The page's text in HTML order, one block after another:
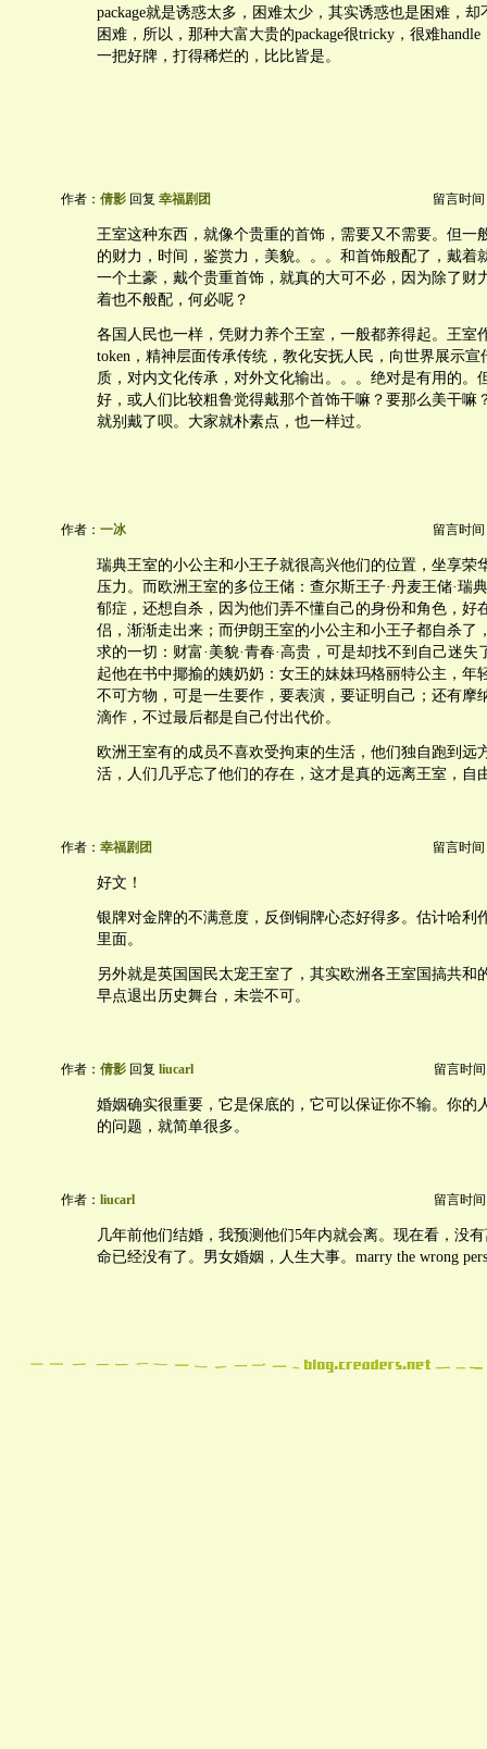
package就是诱惑太多，困难太少，其实诱惑也是困难，
困难，所以，那种大富大贵的package很tricky，很难
一把好牌，打得稀烂的，比比皆是。
作者： 倩影 回复 幸福剧团 留言时间
王室这种东西，就像个贵重的首饰，需要又不需要。但一
的财力，时间，鉴赏力，美貌。。。和首饰般配了，戴着
一个土豪，戴个贵重首饰，就真的大可不必，因为除了财
着也不般配，何必呢？
各国人民也一样，凭财力养个王室，一般都养得起。王室
token，精神层面传承传统，教化安抚人民，向世界展示宣
质，对内文化传承，对外文化输出。。。绝对是有用的。
好，或人们比较粗鲁觉得戴那个首饰干嘛？要那么美干嘛
就别戴了呗。大家就朴素点，也一样过。
作者： 一冰 留言时间
瑞典王室的小公主和小王子就很高兴他们的位置，坐享荣
压力。而欧洲王室的多位王储：查尔斯王子·丹麦王储·瑞
郁症，还想自杀，因为他们弄不懂自己的身份和角色，好
侣，渐渐走出来；而伊朗王室的小公主和小王子都自杀了
求的一切：财富·美貌·青春·高贵，可是却找不到自己迷失
起他在书中揶揄的姨奶奶：女王的妹妹玛格丽特公主，年
不可方物，可是一生要作，要表演，要证明自己；还有摩
滴作，不过最后都是自己付出代价。
欧洲王室有的成员不喜欢受拘束的生活，他们独自跑到远
活，人们几乎忘了他们的存在，这才是真的远离王室，自
作者： 幸福剧团 留言时间
好文！
银牌对金牌的不满意度，反倒铜牌心态好得多。估计哈利
里面。
另外就是英国国民太宠王室了，其实欧洲各王室国搞共和
早点退出历史舞台，未尝不可。
作者： 倩影 回复 liucarl 留言时间
婚姻确实很重要，它是保底的，它可以保证你不输。你的
的问题，就简单很多。
作者： liucarl 留言时间
几年前他们结婚，我预测他们5年内就会离。现在看，没
命已经没有了。男女婚姻，人生大事。marry the wrong